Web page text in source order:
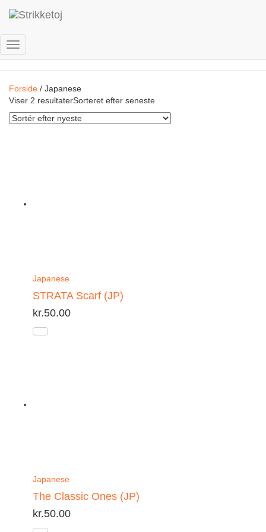
Skift
Forside / Japanese
Viser 2 resultaterSorteret efter seneste
Japanese
STRATA Scarf (JP)
kr.50.00
Japanese
The Classic Ones (JP)
kr.50.00